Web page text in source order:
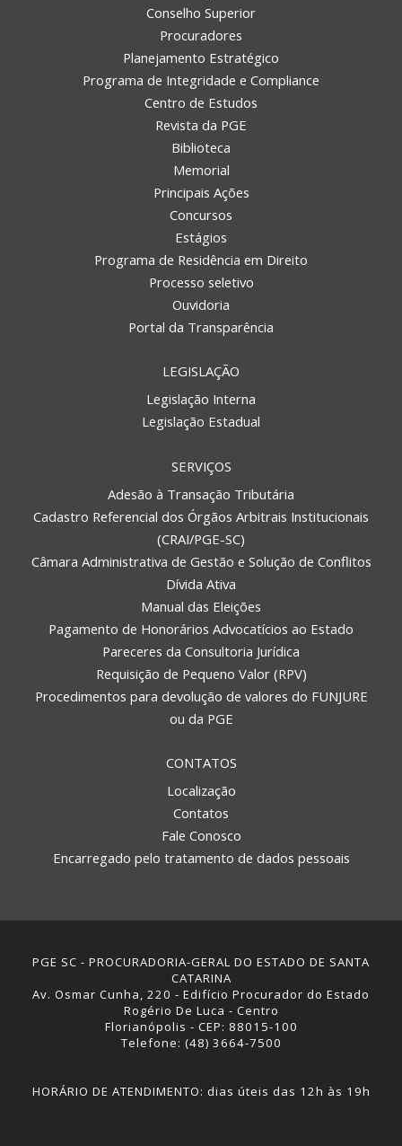
Conselho Superior
Procuradores
Planejamento Estratégico
Programa de Integridade e Compliance
Centro de Estudos
Revista da PGE
Biblioteca
Memorial
Principais Ações
Concursos
Estágios
Programa de Residência em Direito
Processo seletivo
Ouvidoria
Portal da Transparência
LEGISLAÇÃO
Legislação Interna
Legislação Estadual
SERVIÇOS
Adesão à Transação Tributária
Cadastro Referencial dos Órgãos Arbitrais Institucionais
(CRAI/PGE-SC)
Câmara Administrativa de Gestão e Solução de Conflitos
Dívida Ativa
Manual das Eleições
Pagamento de Honorários Advocatícios ao Estado
Pareceres da Consultoria Jurídica
Requisição de Pequeno Valor (RPV)
Procedimentos para devolução de valores do FUNJURE
ou da PGE
CONTATOS
Localização
Contatos
Fale Conosco
Encarregado pelo tratamento de dados pessoais
PGE SC - PROCURADORIA-GERAL DO ESTADO DE SANTA
CATARINA
Av. Osmar Cunha, 220 - Edifício Procurador do Estado
Rogério De Luca - Centro
Florianópolis - CEP: 88015-100
Telefone: (48) 3664-7500
HORÁRIO DE ATENDIMENTO: dias úteis das 12h às 19h